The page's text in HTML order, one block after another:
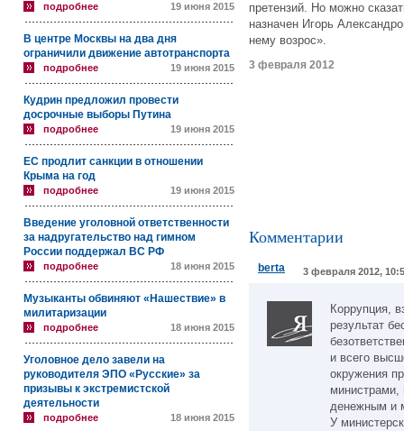
подробнее 19 июня 2015
В центре Москвы на два дня
ограничили движение автотранспорта
подробнее 19 июня 2015
Кудрин предложил провести
досрочные выборы Путина
подробнее 19 июня 2015
ЕС продлит санкции в отношении
Крыма на год
подробнее 19 июня 2015
Введение уголовной ответственности
за надругательство над гимном
России поддержал ВС РФ
подробнее 18 июня 2015
Музыканты обвиняют «Нашествие» в
милитаризации
подробнее 18 июня 2015
Уголовное дело завели на
руководителя ЭПО «Русские» за
призывы к экстремистской
деятельности
подробнее 18 июня 2015
претензий. Но можно
назначен Игорь
нему возрос».
3 февраля 2012
Комментарии
berta 3 февраля 2012,
Коррупция,
результат
и всего
окружения
денежным и
У